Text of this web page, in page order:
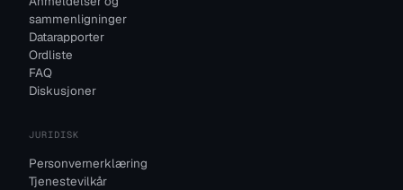
sammenligninger
Datarapporter
Ordliste
FAQ
Diskusjoner
JURIDISK
Personvernerklæring
Tjenestevilkår